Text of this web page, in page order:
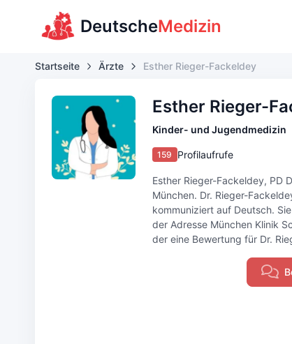
DeutscheMedizin
Startseite Ärzte Esther Rieger-Fackeldey
Esther Rieger-
Kinder- und Jugendmedizin
159 Profilaufrufe
Esther Rieger-Fackeldey, PD
München. Dr. Rieger-
kommuniziert auf Deutsch.
der Adresse München Klinik
der eine Bewertung für Dr.